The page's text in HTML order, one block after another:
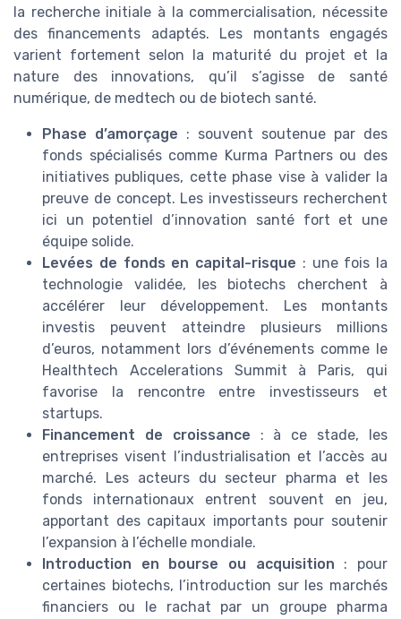
la recherche initiale à la commercialisation, nécessite
des financements adaptés. Les montants engagés
varient fortement selon la maturité du projet et la
nature des innovations, qu’il s’agisse de santé
numérique, de medtech ou de biotech santé.
Phase d’amorçage : souvent soutenue par des
fonds spécialisés comme Kurma Partners ou des
initiatives publiques, cette phase vise à valider la
preuve de concept. Les investisseurs recherchent
ici un potentiel d’innovation santé fort et une
équipe solide.
Levées de fonds en capital-risque : une fois la
technologie validée, les biotechs cherchent à
accélérer leur développement. Les montants
investis peuvent atteindre plusieurs millions
d’euros, notamment lors d’événements comme le
Healthtech Accelerations Summit à Paris, qui
favorise la rencontre entre investisseurs et
startups.
Financement de croissance : à ce stade, les
entreprises visent l’industrialisation et l’accès au
marché. Les acteurs du secteur pharma et les
fonds internationaux entrent souvent en jeu,
apportant des capitaux importants pour soutenir
l’expansion à l’échelle mondiale.
Introduction en bourse ou acquisition : pour
certaines biotechs, l’introduction sur les marchés
financiers ou le rachat par un groupe pharma